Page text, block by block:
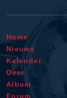
Home
Nieuws
Kalender
Over
Album
Forum